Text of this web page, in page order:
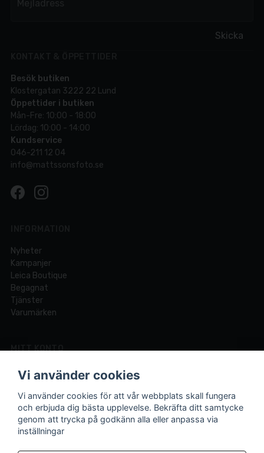
Skicka
Besök butiken
Klostergatan 3222 22 Lund
Öppettider i butiken
Mån-Fre: 10:00 - 18:00
Lördag: 10:00 - 14:00
Kundservice
046-211 12 04
info@mattssonsfoto.se
Nyheter
Kampanjer
Leica Boutique
Begagnat
Tjänster
Varumärken
MITT KONTO
Logga in
Registrera dig
Glömt lösenord?
Vi använder cookies
Vi använder cookies för att vår webbplats skall fungera
och erbjuda dig bästa upplevelse. Bekräfta ditt samtycke
genom att trycka på godkänn alla eller anpassa via
inställningar